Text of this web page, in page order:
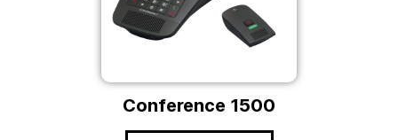
Conference 1500